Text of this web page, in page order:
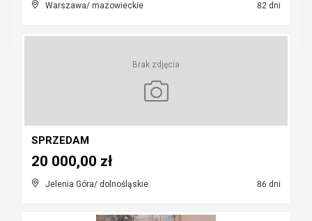
Warszawa/ mazowieckie 82 dni
Brak zdjęcia
SPRZEDAM
Jelenia Góra/ dolnośląskie 86 dni
20 000,00 zł